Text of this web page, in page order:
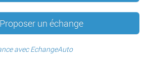
Proposer un échange
avec EchangeAuto